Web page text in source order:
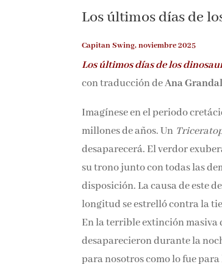
Los últimos días de
Capitan Swing, noviembre 2025
Los últimos días de los
con traducción deAna
Imagínese en el periodo
millones de años. Un
desaparecerá. El verdor
su trono junto con todas las
disposición. La causa de este
longitud se estrelló contra la
En la terrible extinción masiva
desaparecieron durante la
para nosotros como lo fue